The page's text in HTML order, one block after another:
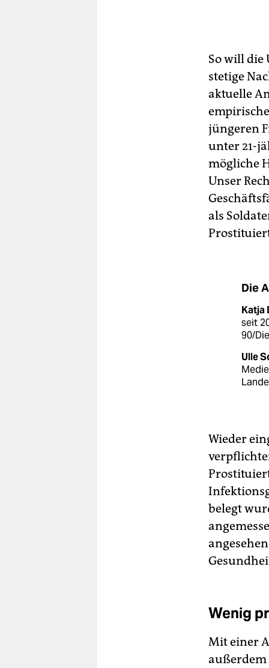
So will die
stetige
aktuelle
jüngeren
unter 21-
mögliche
Unser
als
Die
Katja
seit
90/
Ulle
Wieder
belegt
Wenig
Mit einer
außerdem